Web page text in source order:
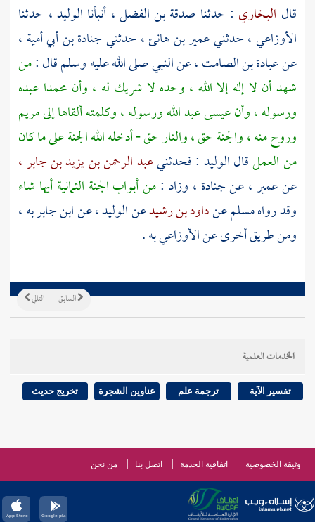
قال البخاري : حدثنا صدقة بن الفضل ، أنبأنا الوليد ، حدثنا
الأوزاعي ،حدثنيعمير بن هانئ ، حدثنيجنادة بن أبي أمية ،
عنعبادة بن الصامت ،عن النبي صلى الله عليه وسلم قال :من
شهد أن لا إله إلا الله ، وحده لا شريك له ، وأن محمدا عبده
ورسوله ، وأنعيسىعبد الله ورسوله ، وكلمته ألقاها إلىمريم
وروح منه ، والجنة حق ، والنار حق - أدخله الله الجنة على ما كان
من العملقالالوليد : فحدثنيعبد الرحمن بن يزيد بن جابر ،
عنعمير ،عنجنادة ، وزاد :من أبواب الجنة الثمانية أيها شاء
وقد رواهمسلمعنداود بن رشيدعنالوليد ،عنابن جابربه ،
ومن طريق أخرى عنالأوزاعيبه .
التالي السابق
الخدمات العلمية
تفسير الآية ترجمة علم عناوين الشجرة تخريج حديث
وثيقة الخصوصية اتفاقية الخدمة اتصل بنا من نحن